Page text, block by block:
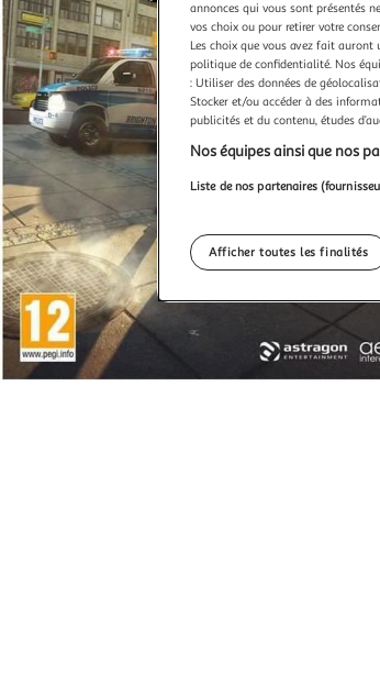
annonces qui vous sont présentés
vos choix ou pour retirer votre
Les choix que vous avez fait auront
politique de confidentialité. Nos
: Utiliser des données de
Stocker et/ou accéder à des
publicités et du contenu, études
Nos équipes ainsi que nos
Liste de nos partenaires
Afficher toutes les finalités